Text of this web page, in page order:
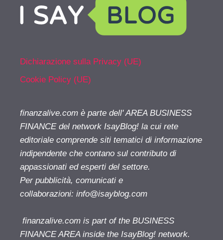
Dichiarazione sulla Privacy (UE)
Cookie Policy (UE)
finanzalive.com è parte dell' AREA BUSINESS
FINANCE del network IsayBlog! la cui rete
editoriale comprende siti tematici di informazione
indipendente che contano sul contributo di
appassionati ed esperti del settore.
Per pubblicità, comunicati e
collaborazioni: info@isayblog.com
finanzalive.com is part of the BUSINESS
FINANCE AREA inside the IsayBlog! network.